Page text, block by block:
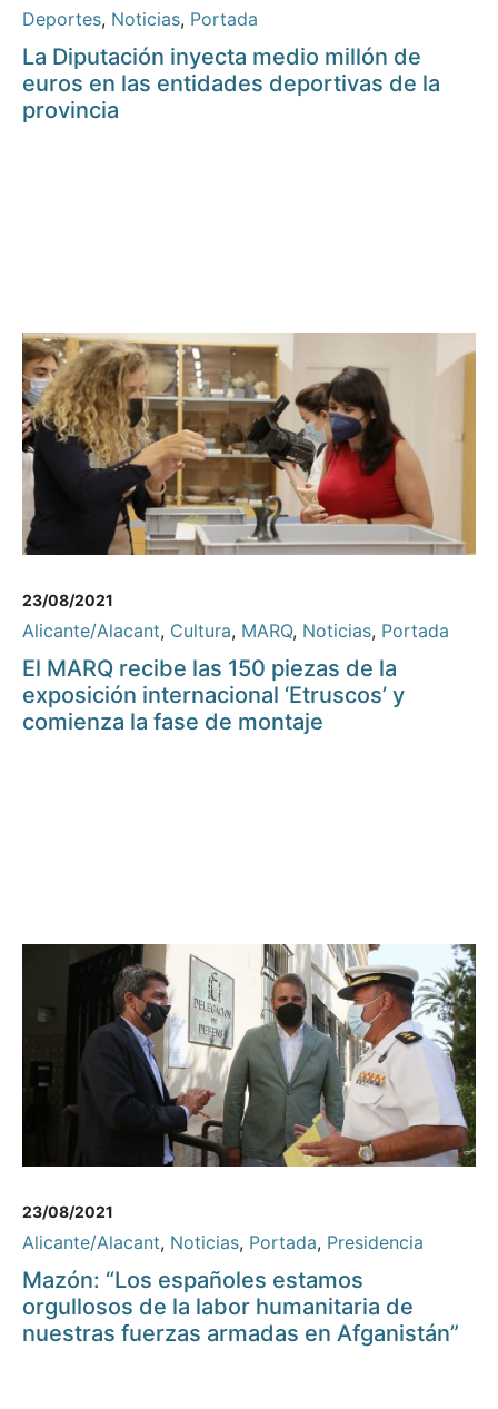
Deportes, Noticias, Portada
La Diputación inyecta medio millón de
euros en las entidades deportivas de la
provincia
23/08/2021
Alicante/Alacant, Cultura, MARQ, Noticias, Portada
El MARQ recibe las 150 piezas de la
exposición internacional ‘Etruscos’ y
comienza la fase de montaje
23/08/2021
Alicante/Alacant, Noticias, Portada, Presidencia
Mazón: “Los españoles estamos
orgullosos de la labor humanitaria de
nuestras fuerzas armadas en Afganistán”